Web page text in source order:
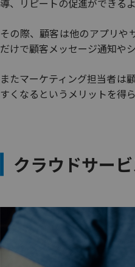
導、リピートの促進ができる
その際、顧客は他のアプリや
だけで顧客メッセージ通知や
またマーケティング担当者は
すくなるというメリットを得
クラウドサー